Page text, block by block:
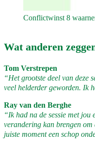
Conflictwinst 8
Wat anderen
Tom Verstrepen
“Het grootste deel van deze
veel helderder geworden. Ik
Ray van den Berghe
“Ik had na de sessie met jou
verandering kan brengen om
juiste moment een schop